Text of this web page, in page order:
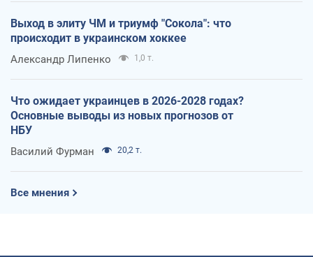
Выход в элиту ЧМ и триумф "Сокола": что
происходит в украинском хоккее
Александр Липенко 1,0 т.
Что ожидает украинцев в 2026-2028 годах?
Основные выводы из новых прогнозов от
НБУ
Василий Фурман 20,2 т.
Все мнения